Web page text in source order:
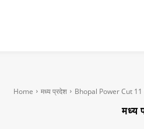
Home मध्य प्रदेश Bhopal Power Cut 11
मध्य